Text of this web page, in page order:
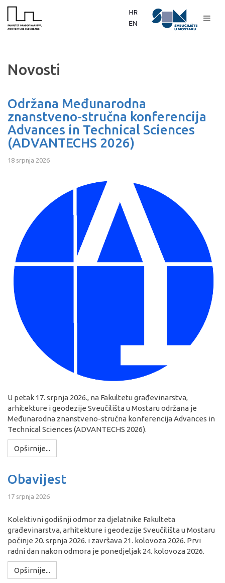
Novosti
Održana Međunarodna
znanstveno-stručna konferencija
Advances in Technical Sciences
(ADVANTECHS 2026)
18 srpnja 2026
U petak 17. srpnja 2026., na Fakultetu građevinarstva,
arhitekture i geodezije Sveučilišta u Mostaru održana je
Međunarodna znanstveno-stručna konferencija Advances in
Technical Sciences (ADVANTECHS 2026).
Opširnije...
Obavijest
17 srpnja 2026
Kolektivni godišnji odmor za djelatnike Fakulteta
građevinarstva, arhitekture i geodezije Sveučilišta u Mostaru
počinje 20. srpnja 2026. i završava 21. kolovoza 2026. Prvi
radni dan nakon odmora je ponedjeljak 24. kolovoza 2026.
Opširnije...